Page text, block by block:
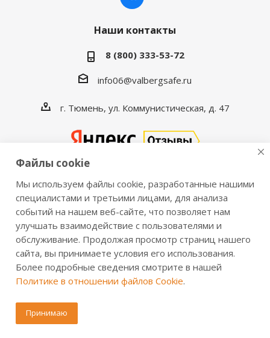
Наши контакты
8 (800) 333-53-72
info06@valbergsafe.ru
г. Тюмень, ул. Коммунистическая, д. 47
2016-2026 © VALBERGSAFE.RU — Интернет-магазин
сейфов Valberg и металлической мебели Практик.
Продажа сейфов для дома и офиса, металлических
шкафов, стеллажей, металлических дверей.
Информация о розничных ценах, технических
характеристиках, наличии на складе носит справочный
характер и не является публичной офертой,
Файлы cookie
Мы используем файлы cookie, разработанные нашими
специалистами и третьими лицами, для анализа
событий на нашем веб-сайте, что позволяет нам
улучшать взаимодействие с пользователями и
обслуживание. Продолжая просмотр страниц нашего
сайта, вы принимаете условия его использования.
Более подробные сведения смотрите в нашей
Политике в отношении файлов Cookie.
Принимаю